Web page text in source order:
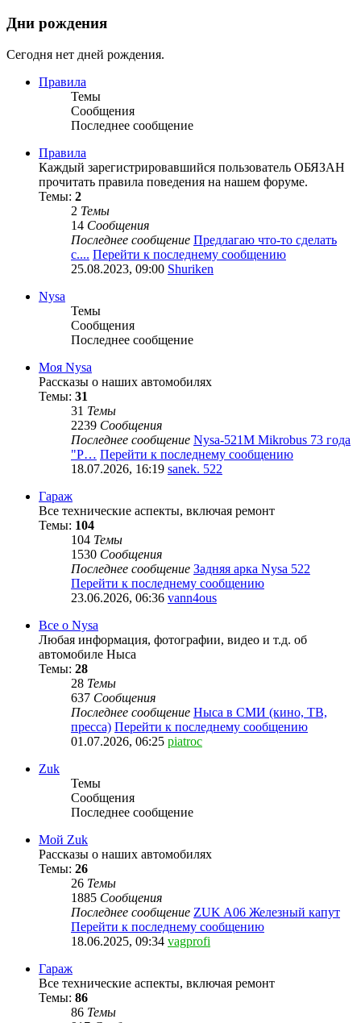
Дни рождения
Сегодня нет дней рождения.
Правила
Темы
Сообщения
Последнее сообщение
Правила
Каждый зарегистрировавшийся пользователь ОБЯЗАН
прочитать правила поведения на нашем форуме.
Темы: 2
2 Темы
14 Сообщения
Последнее сообщение Предлагаю что-то сделать
с.... Перейти к последнему сообщению
25.08.2023, 09:00 Shuriken
Nysa
Темы
Сообщения
Последнее сообщение
Моя Nysa
Рассказы о наших автомобилях
Темы: 31
31 Темы
2239 Сообщения
Последнее сообщение Nysa-521M Mikrobus 73 года
"Р… Перейти к последнему сообщению
18.07.2026, 16:19 sanek. 522
Гараж
Все технические аспекты, включая ремонт
Темы: 104
104 Темы
1530 Сообщения
Последнее сообщение Задняя арка Nysa 522
Перейти к последнему сообщению
23.06.2026, 06:36 vann4ous
Все о Nysa
Любая информация, фотографии, видео и т.д. об
автомобиле Ныса
Темы: 28
28 Темы
637 Сообщения
Последнее сообщение Ныса в СМИ (кино, ТВ,
пресса) Перейти к последнему сообщению
01.07.2026, 06:25 piatroc
Zuk
Темы
Сообщения
Последнее сообщение
Мой Zuk
Рассказы о наших автомобилях
Темы: 26
26 Темы
1885 Сообщения
Последнее сообщение ZUK A06 Железный капут
Перейти к последнему сообщению
18.06.2025, 09:34 vagprofi
Гараж
Все технические аспекты, включая ремонт
Темы: 86
86 Темы